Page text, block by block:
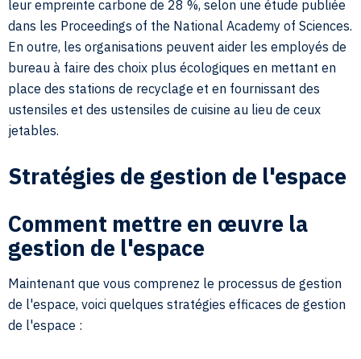
leur empreinte carbone de 28 %, selon une étude publiée
dans les Proceedings of the National Academy of Sciences.
En outre, les organisations peuvent aider les employés de
bureau à faire des choix plus écologiques en mettant en
place des stations de recyclage et en fournissant des
ustensiles et des ustensiles de cuisine au lieu de ceux
jetables.
Stratégies de gestion de l'espace
Comment mettre en œuvre la
gestion de l'espace
Maintenant que vous comprenez le processus de gestion
de l'espace, voici quelques stratégies efficaces de gestion
de l'espace :